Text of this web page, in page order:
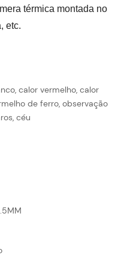
térmica montada no
etc.
calor vermelho, calor
de ferro, observação
céu